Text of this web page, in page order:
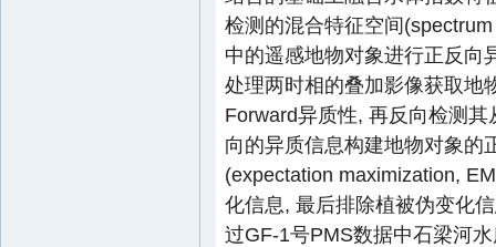
检测的混合特征空间
中的遥感地物对象进行正反向
处理两时相的叠加影像获取地
Forward异质性, 再反向检测
向的异质信息构建地物对象的
(expectation maximization,
化信息, 最后排除植被伪变化
过GF-1号PMS数据中石梁河